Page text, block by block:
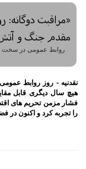
برای متخصصان این حوزه در ایران، با
کشور علاوه بر
فشار مزمن تحریم های اقتصادی ناجوانمردانه، دو جنگ تحمیلی 12 روزه و 40 روزه
برد.